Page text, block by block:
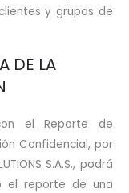
y grupos de
DE LA
el Reporte de
Confidencial, por
S.A.S., podrá
el reporte de una